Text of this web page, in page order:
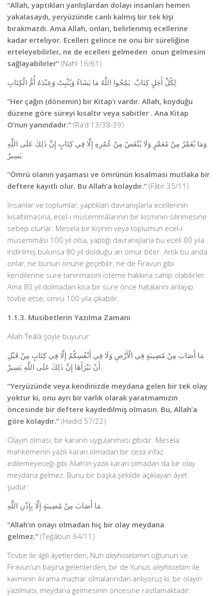
“Allah, yaptıkları yanlışlardan dolayı insanları hemen
yakalasaydı, yeryüzünde canlı kalmış bir tek kişi
bırakmazdı. Ama Allah, onları, belirlenmiş ecellerine
kadar erteliyor. Ecelleri gelince ne onu bir süreliğine
erteleyebilirler, ne de ecelleri gelmeden onun gelmesini
sağlayabilirler” (Nahl 16/61)
لِكُلِّ أَجَلٍ كِتَابٌ. يَمْحُوا اللَّهُ مَا يَشَاءُ وَيُثْبِتُ وَعِنْدَهُ أُمُّ الْكِتَابِ.
“Her çağın (dönemin) bir Kitap’ı vardır. Allah, koyduğu
düzene göre süreyi kısaltır veya sabitler . Ana Kitap
O’nun yanındadır.” (Ra’d 13/38-39)
وَمَا يُعَمَّرُ مِنْ مُعَمَّرٍ وَلَا يُنْقَصُ مِنْ عُمُرِهِ إِلَّا فِي كِتَابٍ إِنَّ ذٰلِكَ عَلَى اللَّهِ
يَسِيرٌ.
“Ömrü olanın yaşaması ve ömrünün kısalması mutlaka bir
deftere kayıtlı olur. Bu Allah’a kolaydır.” (Fâtır 35/11)
İnsanlar ve toplumlar, yaptıkları davranışlarla ecellerinin
kısaltılmasına, ecel-i müsemmâlarının bir kısmının silinmesine
sebep olurlar. Mesela bir kişinin veya toplumun ecel-i
müsemmâsı 100 yıl olsa, yaptığı davranışlarla bu eceli 80 yıla
indirilmiş bulunsa 80 yıl dolduğu an ömür biter. Artık bu anda
onlar, ne bunun önüne geçebilir, ne de Firavun gibi
kendilerine süre tanınmasını isteme hakkına sahip olabilirler.
Ama 80 yıl dolmadan kısa bir süre önce hatalarını anlayıp
tövbe etse, ömrü 100 yıla çıkabilir.
1.1.3. Musibetlerin Yazılma Zamanı
Allah Teâlâ şöyle buyurur:
مَا أَصَابَ مِنْ مُصِيبَةٍ فِي الْأَرْضِ وَلَا فِي أَنْفُسِكُمْ إِلَّا فِي كِتَابٍ مِنْ قَبْلِ
أَنْ نَبْرَأَهَا إِنَّ ذٰلِكَ عَلَى اللَّهِ يَسِيرٌ.
“Yeryüzünde veya kendinizde meydana gelen bir tek olay
yoktur ki, onu ayrı bir varlık olarak yaratmamızın
öncesinde bir deftere kaydedilmiş olmasın. Bu, Allah’a
göre kolaydır.” (Hadid 57/22)
Olayın olması, bir kararın uygulanması gibidir. Mesela
mahkemenin yazılı kararı olmadan bir ceza infaz
edilemeyeceği gibi Allah’ın yazılı kararı olmadan da bir olay
meydana gelmez. Bunu bir başka şekilde açıklayan âyet
şudur:
مَا أَصَابَ مِنْ مُصِيبَةٍ إِلَّا بِإِذْنِ اللَّهِ.
“Allah’ın onayı olmadan hiç bir olay meydana
gelmez.” (Teğâbün 64/11)
Tövbe ile ilgili âyetlerden, Nuh aleyhisselamın oğlunun ve
Firavun’un başına gelenlerden, bir de Yunus aleyhisselam ile
kavminin ikrama mazhar olmalarından anlıyoruz ki, bir olayın
yazılması, meydana gelmesinin öncesine rastlamaktadır.